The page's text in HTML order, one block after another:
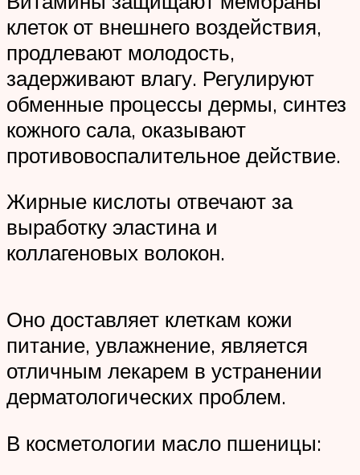
клеток от внешнего воздействия,
продлевают молодость,
задерживают влагу. Регулируют
обменные процессы дермы, синтез
кожного сала, оказывают
противовоспалительное действие.
Жирные кислоты отвечают за
выработку эластина и
коллагеновых волокон.
Оно доставляет клеткам кожи
питание, увлажнение, является
отличным лекарем в устранении
дерматологических проблем.
В косметологии масло пшеницы: